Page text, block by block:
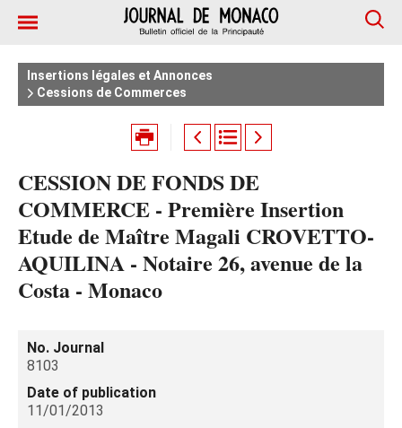
Insertions légales et Annonces
Cessions de Commerces
CESSION DE FONDS DE
COMMERCE - Première Insertion
Etude de Maître Magali CROVETTO-
AQUILINA - Notaire 26, avenue de la
Costa - Monaco
No. Journal
8103
Date of publication
11/01/2013